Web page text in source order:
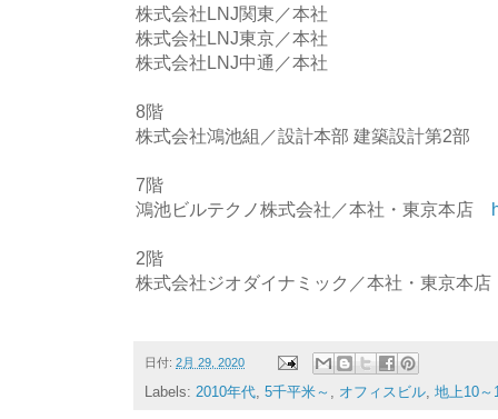
株式会社LNJ関東／本社
株式会社LNJ東京／本社
株式会社LNJ中通／本社
8階
株式会社鴻池組／設計本部 建築設計第2部
7階
鴻池ビルテクノ株式会社／本社・東京本店
2階
株式会社ジオダイナミック／本社・東京本
日付: 2月 29, 2020
Labels: 2010年代, 5千平米～ , オフィスビル, 地上10～